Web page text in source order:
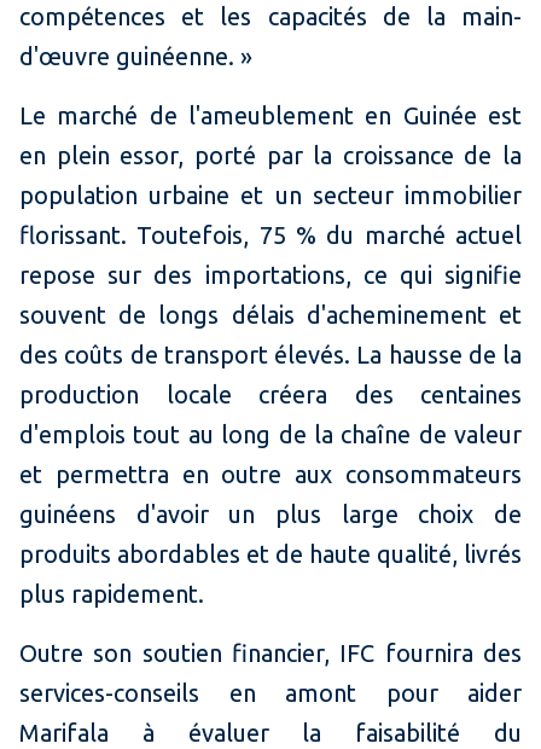
compétences et les capacités de la main-
d'œuvre guinéenne. »
Le marché de l'ameublement en Guinée est
en plein essor, porté par la croissance de la
population urbaine et un secteur immobilier
florissant. Toutefois, 75 % du marché actuel
repose sur des importations, ce qui signifie
souvent de longs délais d'acheminement et
des coûts de transport élevés. La hausse de la
production locale créera des centaines
d'emplois tout au long de la chaîne de valeur
et permettra en outre aux consommateurs
guinéens d'avoir un plus large choix de
produits abordables et de haute qualité, livrés
plus rapidement.
Outre son soutien financier, IFC fournira des
services-conseils en amont pour aider
Marifala à évaluer la faisabilité du